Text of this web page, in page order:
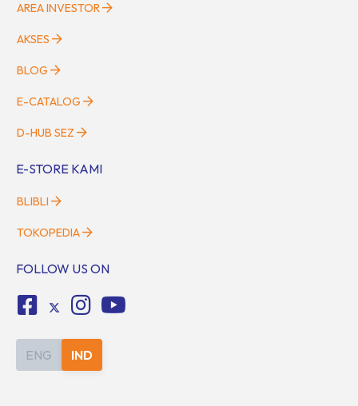
AREA INVESTOR
AKSES
BLOG
E-CATALOG
D-HUB SEZ
E-STORE KAMI
BLIBLI
TOKOPEDIA
FOLLOW US ON
ENG IND